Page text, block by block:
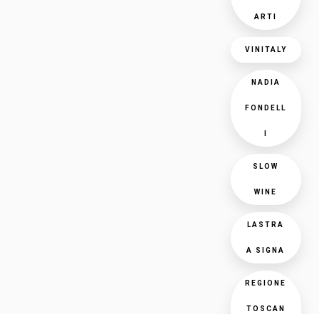
ARTI
VINITALY
NADIA
FONDELL
SLOW
WINE
LASTRA
A SIGNA
REGIONE
TOSCAN